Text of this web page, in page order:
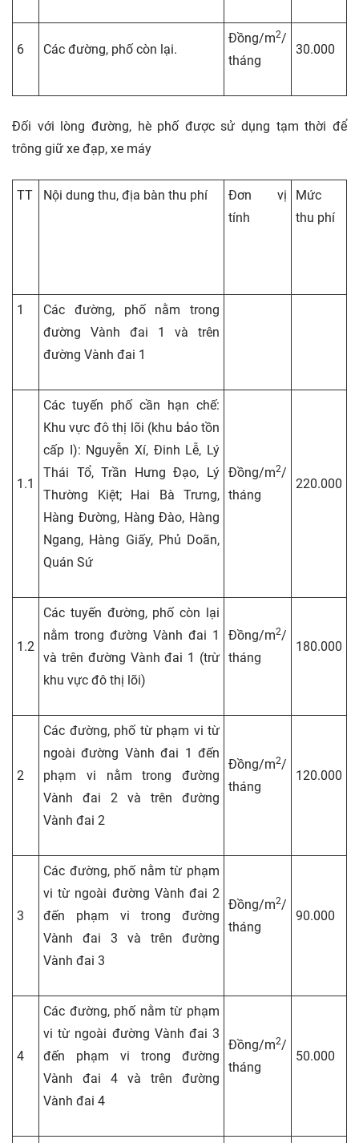
6 Các đường, phố còn lại.
Đồng/m2/
tháng
30.000
Đối với lòng đường, hè phố được sử dụng tạm thời để
trông giữ xe đạp, xe máy
TT Nội dung thu, địa bàn thu phí
Đơn vị
tính
Mức
thu phí
1
Các đường, phố nằm trong
đường Vành đai 1 và trên
đường Vành đai 1
1.1
Các tuyến phố cần hạn chế:
Khu vực đô thị lõi (khu bảo tồn
cấp I): Nguyễn Xí, Đinh Lễ, Lý
Thái Tổ, Trần Hưng Đạo, Lý
Thường Kiệt; Hai Bà Trưng,
Hàng Đường, Hàng Đào, Hàng
Ngang, Hàng Giấy, Phủ Doãn,
Quán Sứ
Đồng/m2/
tháng
220.000
1.2
Các tuyến đường, phố còn lại
nằm trong đường Vành đai 1
và trên đường Vành đai 1 (trừ
khu vực đô thị lõi)
Đồng/m2/
tháng
180.000
2
Các đường, phố từ phạm vi từ
ngoài đường Vành đai 1 đến
phạm vi nằm trong đường
Vành đai 2 và trên đường
Vành đai 2
Đồng/m2/
tháng
120.000
3
Các đường, phố nằm từ phạm
vi từ ngoài đường Vành đai 2
đến phạm vi trong đường
Vành đai 3 và trên đường
Vành đai 3
Đồng/m2/
tháng
90.000
4
Các đường, phố nằm từ phạm
vi từ ngoài đường Vành đai 3
đến phạm vi trong đường
Vành đai 4 và trên đường
Vành đai 4
Đồng/m2/
tháng
50.000